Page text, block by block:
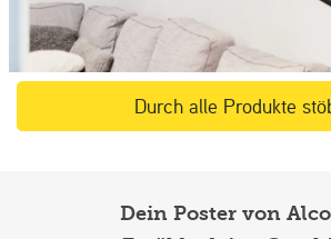
Durch alle Produkte
Dein Poster von